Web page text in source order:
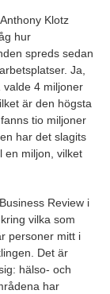
Klotz
hur
spreds sedan
Ja,
4 miljoner
är den högsta
tio miljoner
har det slagits
en miljon, vilket
Review i
vilka som
personer mitt i
Det är
hälso- och
har